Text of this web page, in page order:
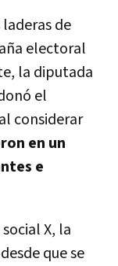
de
electoral
la diputada
el
al considerar
en un
e
X, la
que se